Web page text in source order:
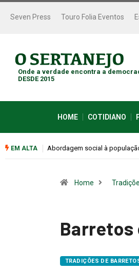
Seven Press Touro Folia Eventos
Onde a verdade encontra a
DESDE 2015
HOME COTIDIANO
EM ALTA Cemitérios terão horário
Home
Barretos
TRADIÇÕES DE